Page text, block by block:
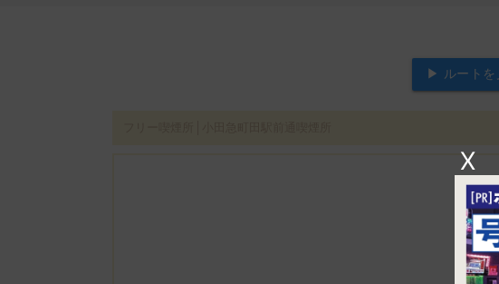
X
▶ ルートを